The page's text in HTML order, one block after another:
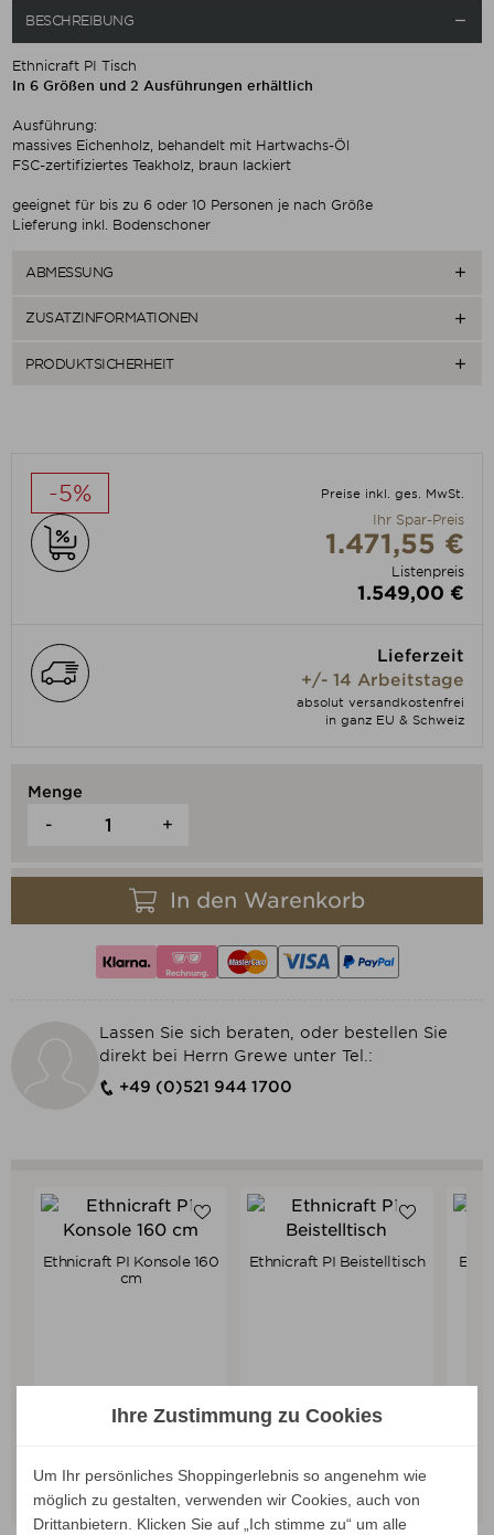
BESCHREIBUNG 
Ethnicraft PI Tisch
In 6 Größen und 2 Ausführungen erhältlich
Ausführung:
massives Eichenholz, behandelt mit Hartwachs-Öl
FSC-zertifiziertes Teakholz, braun lackiert
geeignet für bis zu 6 oder 10 Personen je nach Größe
Lieferung inkl. Bodenschoner
ABMESSUNG 
ZUSATZINFORMATIONEN 
PRODUKTSICHERHEIT 
-5% Preise inkl. ges. MwSt.
Ihr Spar-Preis
1.471,55 €
Listenpreis
1.549,00 €
Lieferzeit
+/- 14 Arbeitstage
absolut versandkostenfrei
in ganz EU & Schweiz
Menge
- +
In den Warenkorb
Lassen Sie sich beraten, oder bestellen Sie
direkt bei Herrn Grewe unter Tel.:
+49 (0)521 944 1700
Verkaufspreis
739,00 €
702,05 €
Ethnicraft PI Konsole 160
cm
ALLE VARIANTEN ZEIGEN
Verkaufspreis
ab 359,00 €
Ethnicraft PI Beistelltisch
ALLE VARIANTEN ZEIGEN
Ihre Zustimmung zu Cookies
Um Ihr persönliches Shoppingerlebnis so angenehm wie
möglich zu gestalten, verwenden wir Cookies, auch von
Drittanbietern. Klicken Sie auf „Ich stimme zu“ um alle